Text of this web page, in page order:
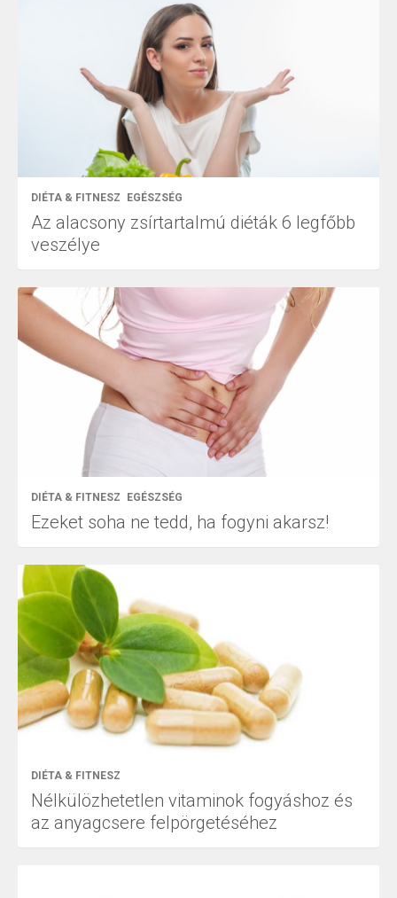
DIÉTA & FITNESZ EGÉSZSÉG
Az alacsony zsírtartalmú diéták 6 legfőbb
veszélye
DIÉTA & FITNESZ EGÉSZSÉG
Ezeket soha ne tedd, ha fogyni akarsz!
DIÉTA & FITNESZ
Nélkülözhetetlen vitaminok fogyáshoz és
az anyagcsere felpörgetéséhez